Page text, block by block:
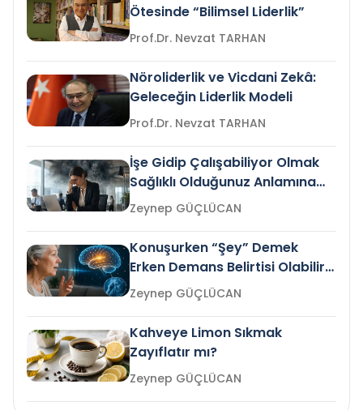
Ötesinde “Bilimsel Liderlik”
Prof.Dr. Nevzat TARHAN
Nöroliderlik ve Vicdani Zekâ:
Geleceğin Liderlik Modeli
Prof.Dr. Nevzat TARHAN
İşe Gidip Çalışabiliyor Olmak
Sağlıklı Olduğunuz Anlamına
Gelir mi?Zeynep GÜÇLÜCAN
Konuşurken “Şey” Demek
Erken Demans Belirtisi Olabilir
mi?
Zeynep GÜÇLÜCAN
Kahveye Limon Sıkmak
Zayıflatır mı?
Zeynep GÜÇLÜCAN